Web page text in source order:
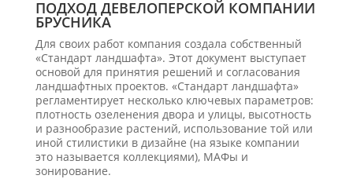
ПОДХОД ДЕВЕЛОПЕРСКОЙ КОМПАНИИ
БРУСНИКА
Для своих работ компания создала собственный
«Стандарт ландшафта». Этот документ выступает
основой для принятия решений и согласования
ландшафтных проектов. «Стандарт ландшафта»
регламентирует несколько ключевых параметров:
плотность озеленения двора и улицы, высотность
и разнообразие растений, использование той или
иной стилистики в дизайне (на языке компании
это называется коллекциями), МАФы и
зонирование.